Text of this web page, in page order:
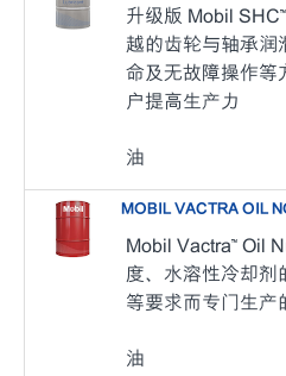
升级版 Mobil
越的齿轮与轴承润
命及无故障操作等
户提高生产力
油
MOBIL VACTRA OIL
Mobil Vactra™ Oil
度、水溶性冷却剂
等要求而专门生产
油